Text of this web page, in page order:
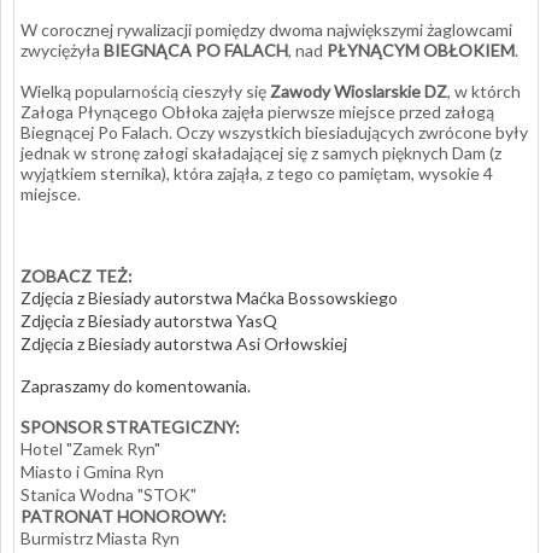
W corocznej rywalizacji pomiędzy dwoma największymi żaglowcami
zwyciężyła BIEGNĄCA PO FALACH, nad PŁYNĄCYM OBŁOKIEM.
Wielką popularnością cieszyły się Zawody Wioslarskie DZ, w którch
Załoga Płynącego Obłoka zajęła pierwsze miejsce przed załogą
Biegnącej Po Falach. Oczy wszystkich biesiadujących zwrócone były
jednak w stronę załogi skaładającej się z samych pięknych Dam (z
wyjątkiem sternika), która zająła, z tego co pamiętam, wysokie 4
miejsce.
ZOBACZ TEŻ:
Zdjęcia z Biesiady autorstwa Maćka Bossowskiego
Zdjęcia z Biesiady autorstwa YasQ
Zdjęcia z Biesiady autorstwa Asi Orłowskiej
Zapraszamy do komentowania.
SPONSOR STRATEGICZNY:
Hotel "Zamek Ryn"
Miasto i Gmina Ryn
Stanica Wodna "STOK"
PATRONAT HONOROWY:
Burmistrz Miasta Ryn